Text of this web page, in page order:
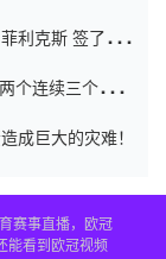
利克斯 签了7年
个连续三个连续
成巨大的灾难！
赛事直播，欧冠
能看到欧冠视频